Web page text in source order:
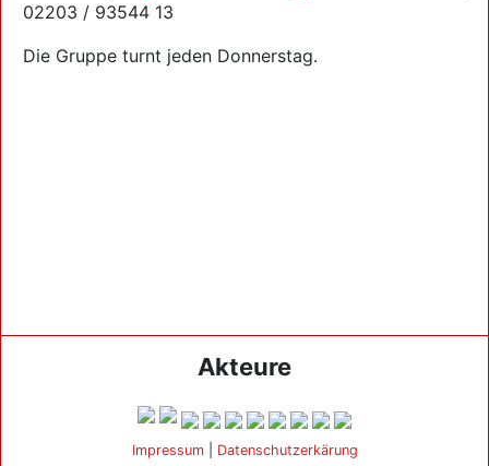
02203 / 93544 13
Die Gruppe turnt jeden Donnerstag.
Akteure
Impressum| Datenschutzerkärung